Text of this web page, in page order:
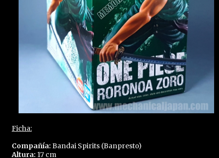
Ficha:
Compañía: Bandai Spirits (Banpresto)
Altura: 17 cm